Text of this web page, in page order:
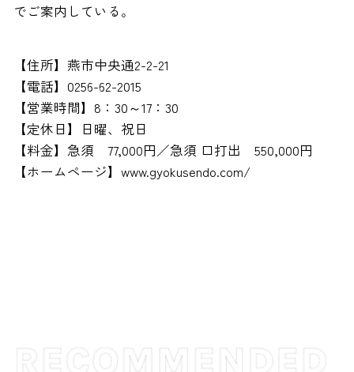
でご案内している。
【住所】燕市中央通2-2-21
【電話】0256-62-2015
【営業時間】8：30～17：30
【定休日】日曜、祝日
【料金】急須 77,000円／急須 口打出 550,000円
【ホームページ】www.gyokusendo.com/